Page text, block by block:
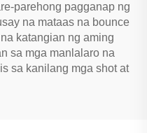
parehong pagganap ng
na mataas na bounce
katangian ng aming
sa mga manlalaro na
sa kanilang mga shot at